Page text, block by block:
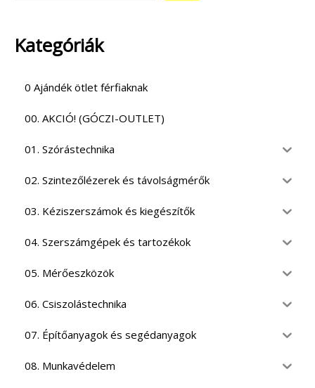
Kategóriák
0 Ajándék ötlet férfiaknak
00. AKCIÓ! (GÓCZI-OUTLET)
01. Szórástechnika
02. Szintezőlézerek és távolságmérők
03. Kéziszerszámok és kiegészítők
04. Szerszámgépek és tartozékok
05. Mérőeszközök
06. Csiszolástechnika
07. Építőanyagok és segédanyagok
08. Munkavédelem